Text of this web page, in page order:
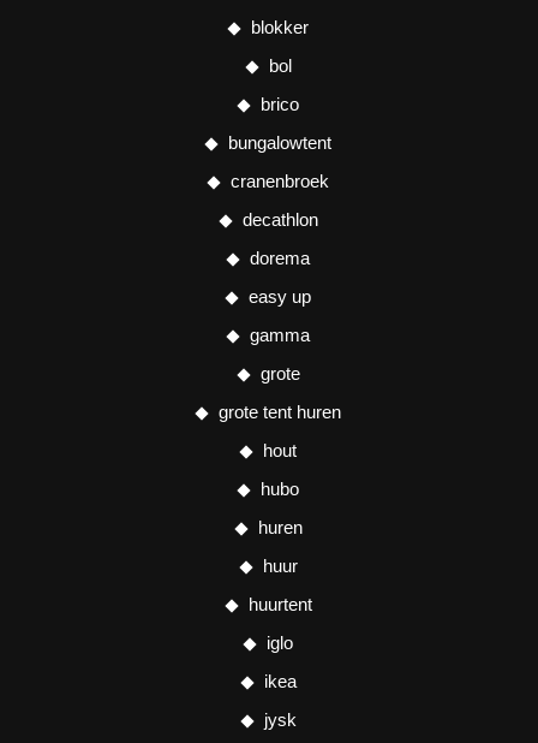
blokker
bol
brico
bungalowtent
cranenbroek
decathlon
dorema
easy up
gamma
grote
grote tent huren
hout
hubo
huren
huur
huurtent
iglo
ikea
jysk